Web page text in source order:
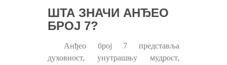
ШТА ЗНАЧИ АНЂЕО
БРОЈ 7?
Анђео број 7 представља
духовност, унутрашњу мудрост,